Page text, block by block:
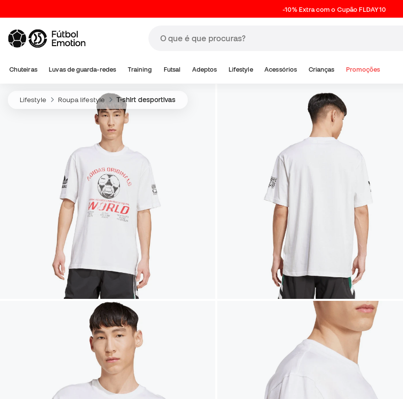
-10% Extra com o Cupão FLDAY10
Chuteiras Luvas de guarda-redes Training Futsal Adeptos Lifestyle Acessórios Crianças Promoções
Lifestyle Roupa lifestyle T-shirt desportivas